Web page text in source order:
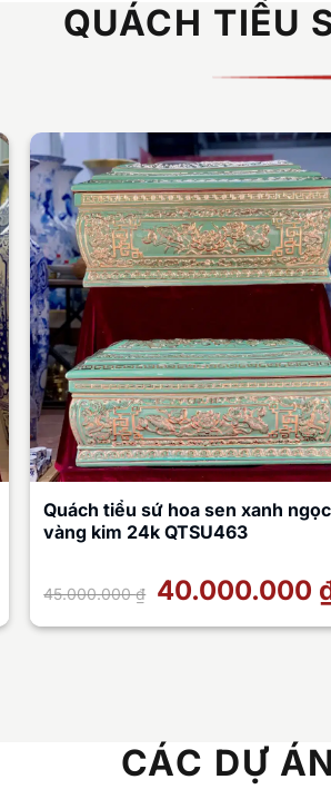
QUÁCH TIỂU
Quách tiểu sứ hoa sen xanh
vàng kim 24k QTSU463
45.000.000₫
Giá
gốc
45.000.000 ₫.
40.000.000
CÁC DỰ